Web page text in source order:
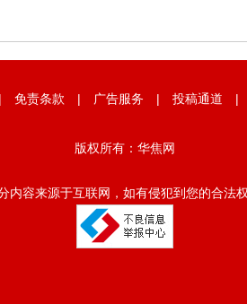
免责条款 | 广告服务 | 投稿通道 |
版权所有：华焦网
容来源于互联网，如有侵犯到您的合法